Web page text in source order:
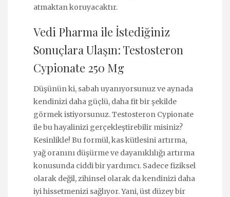
atmaktan koruyacaktır.
Vedi Pharma ile İstediğiniz
Sonuçlara Ulaşın: Testosteron
Cypionate 250 Mg
Düşünün ki, sabah uyanıyorsunuz ve aynada
kendinizi daha güçlü, daha fit bir şekilde
görmek istiyorsunuz. Testosteron Cypionate
ile bu hayalinizi gerçekleştirebilir misiniz?
Kesinlikle! Bu formül, kas kütlesini artırma,
yağ oranını düşürme ve dayanıklılığı artırma
konusunda ciddi bir yardımcı. Sadece fiziksel
olarak değil, zihinsel olarak da kendinizi daha
iyi hissetmenizi sağlıyor. Yani, üst düzey bir